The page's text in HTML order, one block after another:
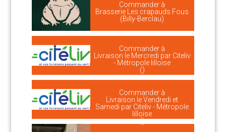
Commander à
Brasserie Les crapauds Fous
(Billy-Berclau)
Commander à
Livraison le Mercredi par Citeliv
- Métropole lilloise
()
Commander à
Livraison le Vendredi et
Samedi par Citeliv - Métropole
lilloise
()